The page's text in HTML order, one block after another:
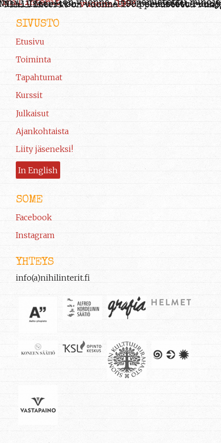
SIVUSTO
Etusivu
Toiminta
Tapahtumat
Kurssit
Julkaisut
Ajankohtaista
Liity jäseneksi!
In English
SOME
Facebook
Instagram
YHTEYS
info(a)nihilinterit.fi